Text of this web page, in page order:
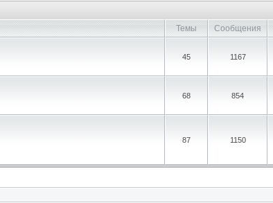
Темы Сообщения
45 1167
68 854
87 1150